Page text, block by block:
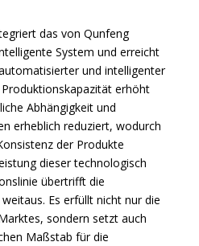
das von Qunfeng
System und erreicht
und intelligenter
erhöht
Abhängigkeit und
erheblich reduziert, wodurch
der Produkte
dieser technologisch
übertrifft die
Es erfüllt nicht nur die
sondern setzt auch
Maßstab für die